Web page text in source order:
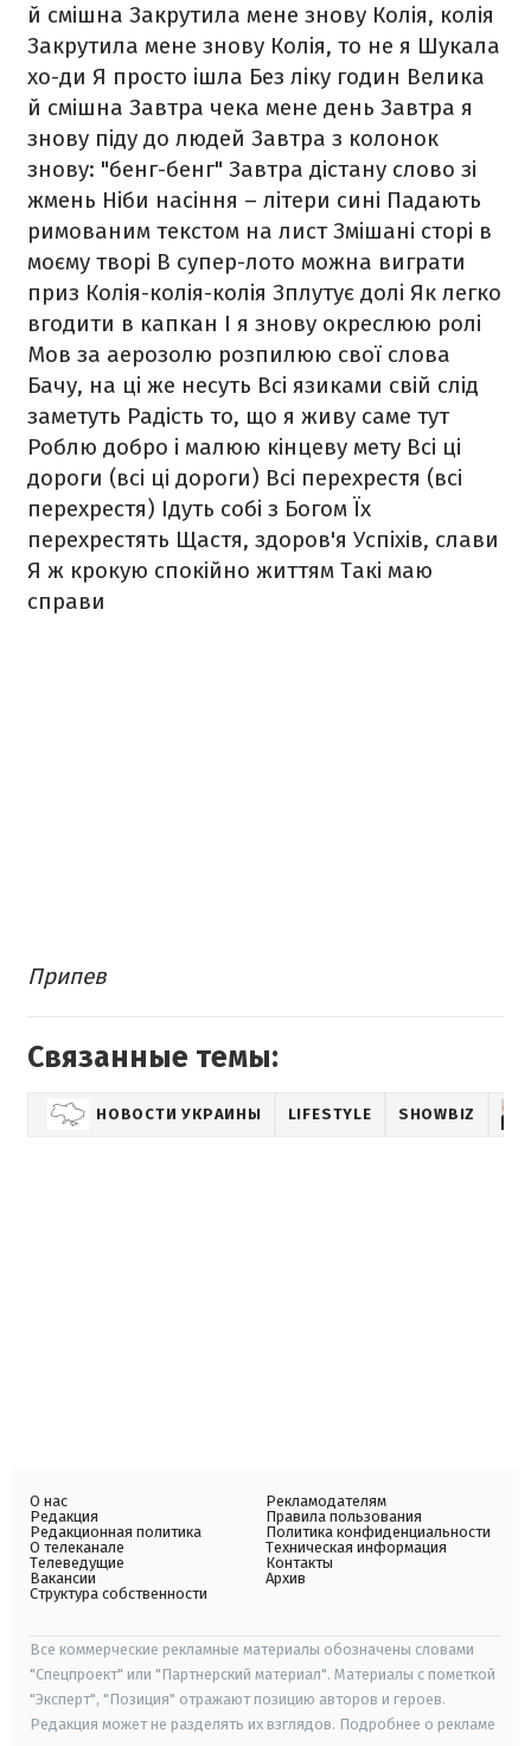
й смішна Закрутила мене знову Колія, колія
Закрутила мене знову Колія, то не я Шукала
хо-ди Я просто ішла Без ліку годин Велика
й смішна Завтра чека мене день Завтра я
знову піду до людей Завтра з колонок
знову: "бенг-бенг" Завтра дістану слово зі
жмень Ніби насіння – літери сині Падають
римованим текстом на листЗмішані сторі в
моєму творі В супер-лото можна виграти
приз Колія-колія-колія Зплутує долі Як легко
вгодити в капкан І я знову окреслюю ролі
Мов за аерозолю розпилюю свої слова
Бачу, на ці же несуть Всі язиками свій слід
заметуть Радість то, що я живу саме тут
Роблю добро і малюю кінцеву мету Всі ці
дороги (всі ці дороги) Всі перехрестя (всі
перехрестя) Ідуть собі з Богом Їх
перехрестять Щастя, здоров'я Успіхів, слави
Я ж крокую спокійно життям Такі маю
справи
Припев
Связанные темы:
НОВОСТИ УКРАИНЫ LIFESTYLE SHOWBIZ
О нас
Редакция
Редакционная политика
О телеканале
Телеведущие
Вакансии
Структура собственности
Рекламодателям
Правила пользования
Политика конфиденциальности
Техническая информация
Контакты
Архив
Все коммерческие рекламные материалы обозначены словами
"Спецпроект" или "Партнерский материал". Материалы с пометкой
"Эксперт", "Позиция" отражают позицию авторов и героев.
Редакция может не разделять их взглядов. Подробнее о рекламе